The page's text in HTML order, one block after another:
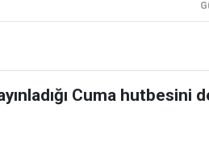
Cuma hutbesini